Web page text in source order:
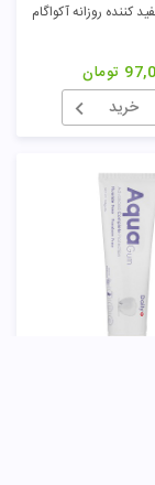
کننده روزانه آکواگام
تومان
خرید